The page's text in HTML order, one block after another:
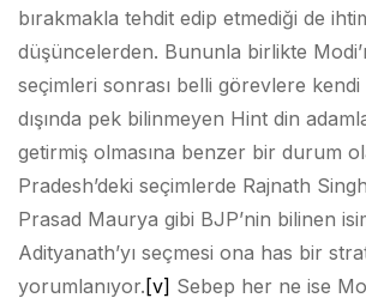
bırakmakla tehdit edip etmediği de
düşüncelerden. Bununla birlikte
seçimleri sonrası belli görevlere
dışında pek bilinmeyen Hint din
getirmiş olmasına benzer bir durum
Pradesh’deki seçimlerde Rajnath
Prasad Maurya gibi BJP’nin bilinen
Adityanath’yı seçmesi ona has bir
yorumlanıyor. [v] Sebep her ne ise